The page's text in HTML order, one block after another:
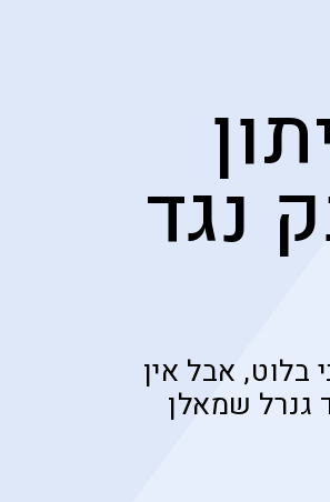
נגד
אבל אין
גנרל שמאלן